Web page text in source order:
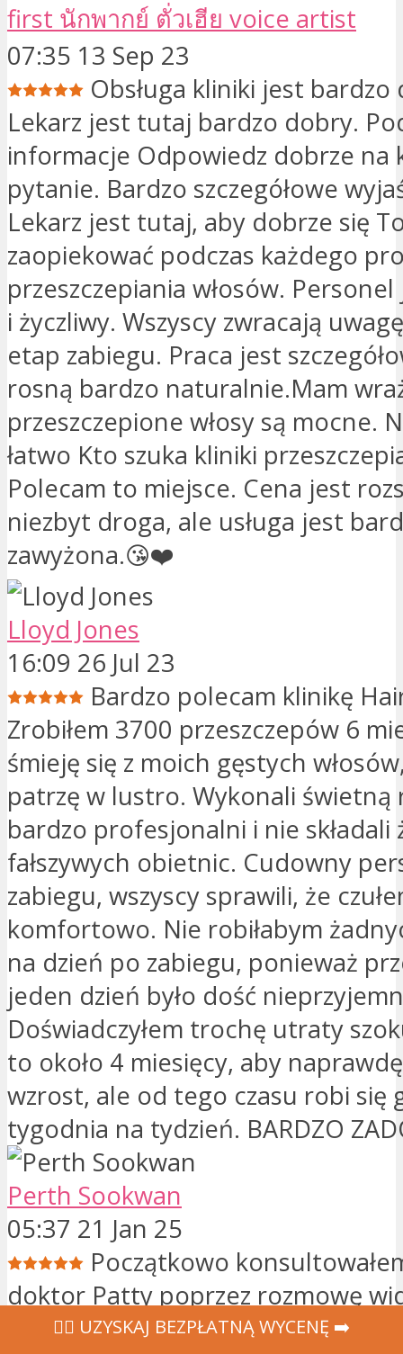
first นักพากย์ ตั่วเฮีย voice artist
07:35 13 Sep 23
Obsługa kliniki jest bardzo
Lekarz jest tutaj bardzo dobry.
informacje Odpowiedz dobrze na
pytanie. Bardzo szczegółowe
Lekarz jest tutaj, aby dobrze się
zaopiekować podczas każdego
przeszczepiania włosów. Personel
i życzliwy. Wszyscy zwracają
etap zabiegu. Praca jest
rosną bardzo naturalnie.Mam
przeszczepione włosy są mocne.
łatwo Kto szuka kliniki
Polecam to miejsce. Cena jest
niezbyt droga, ale usługa jest
zawyżona.😘❤️
Lloyd Jones
16:09 26 Jul 23
Bardzo polecam klinikę
Zrobiłem 3700 przeszczepów 6
śmieję się z moich gęstych
patrzę w lustro. Wykonali
bardzo profesjonalni i nie składali
fałszywych obietnic. Cudowny
zabiegu, wszyscy sprawili, że
komfortowo. Nie robiłabym
na dzień po zabiegu, ponieważ
jeden dzień było dość
Doświadczyłem trochę utraty
to około 4 miesięcy, aby
wzrost, ale od tego czasu robi się
tygodnia na tydzień. BARDZO
Perth Sookwan
05:37 21 Jan 25
Początkowo
doktor Patty poprzez rozmowę
miesięcy przed zabiegiem. Była
‍👩‍⚕ UZYSKAJ BEZPŁATNĄ WYCENĘ ➡️